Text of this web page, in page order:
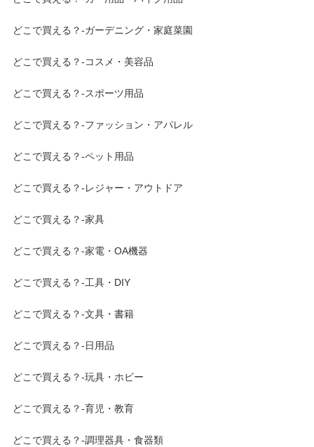
どこで買える？-ガーデニング・家庭菜園
どこで買える？-コスメ・美容品
どこで買える？-スポーツ用品
どこで買える？-ファッション・アパレル
どこで買える？-ペット用品
どこで買える？-レジャー・アウトドア
どこで買える？-家具
どこで買える？-家電・OA機器
どこで買える？-工具・DIY
どこで買える？-文具・書籍
どこで買える？-日用品
どこで買える？-玩具・ホビー
どこで買える？-育児・教育
どこで買える？-調理器具・食器類